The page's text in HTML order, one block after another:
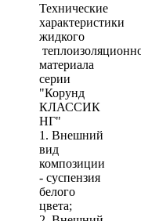
Технические
характеристики
жидкого
материала
серии
"Корунд
КЛАССИК
НГ"
1. Внешний
вид
композиции
- суспензия
белого
цвета;